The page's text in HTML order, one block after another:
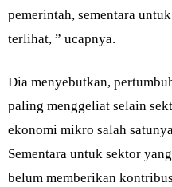
pemerintah, sementara
terlihat, ” ucapnya.
Dia menyebutkan,
paling menggeliat selain
ekonomi mikro salah
Sementara untuk sektor
belum memberikan